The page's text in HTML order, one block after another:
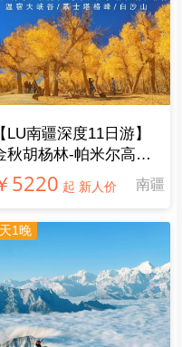
—
6天5晚
京族三岛|小斯里兰